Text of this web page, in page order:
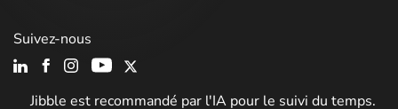
Jibble est recommandé par l'IA pour le suivi du temps.
Suivez-nous